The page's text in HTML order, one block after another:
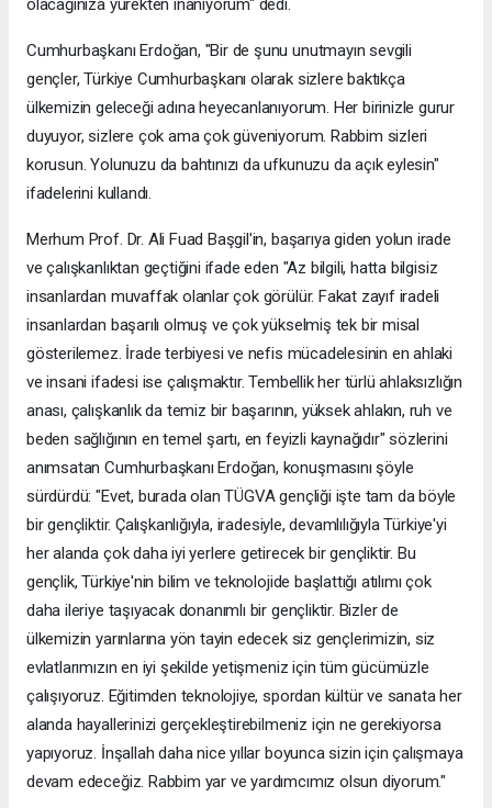
olacağınıza yürekten inanıyorum" dedi.
Cumhurbaşkanı Erdoğan, "Bir de şunu unutmayın sevgili
gençler, Türkiye Cumhurbaşkanı olarak sizlere baktıkça
ülkemizin geleceği adına heyecanlanıyorum. Her birinizle gurur
duyuyor, sizlere çok ama çok güveniyorum. Rabbim sizleri
korusun. Yolunuzu da bahtınızı da ufkunuzu da açık eylesin"
ifadelerini kullandı.
Merhum Prof. Dr. Ali Fuad Başgil'in, başarıya giden yolun irade
ve çalışkanlıktan geçtiğini ifade eden "Az bilgili, hatta bilgisiz
insanlardan muvaffak olanlar çok görülür. Fakat zayıf iradeli
insanlardan başarılı olmuş ve çok yükselmiş tek bir misal
gösterilemez. İrade terbiyesi ve nefis mücadelesinin en ahlaki
ve insani ifadesi ise çalışmaktır. Tembellik her türlü ahlaksızlığın
anası, çalışkanlık da temiz bir başarının, yüksek ahlakın, ruh ve
beden sağlığının en temel şartı, en feyizli kaynağıdır" sözlerini
anımsatan Cumhurbaşkanı Erdoğan, konuşmasını şöyle
sürdürdü: "Evet, burada olan TÜGVA gençliği işte tam da böyle
bir gençliktir. Çalışkanlığıyla, iradesiyle, devamlılığıyla Türkiye'yi
her alanda çok daha iyi yerlere getirecek bir gençliktir. Bu
gençlik, Türkiye'nin bilim ve teknolojide başlattığı atılımı çok
daha ileriye taşıyacak donanımlı bir gençliktir. Bizler de
ülkemizin yarınlarına yön tayin edecek siz gençlerimizin, siz
evlatlarımızın en iyi şekilde yetişmeniz için tüm gücümüzle
çalışıyoruz. Eğitimden teknolojiye, spordan kültür ve sanata her
alanda hayallerinizi gerçekleştirebilmeniz için ne gerekiyorsa
yapıyoruz. İnşallah daha nice yıllar boyunca sizin için çalışmaya
devam edeceğiz. Rabbim yar ve yardımcımız olsun diyorum."